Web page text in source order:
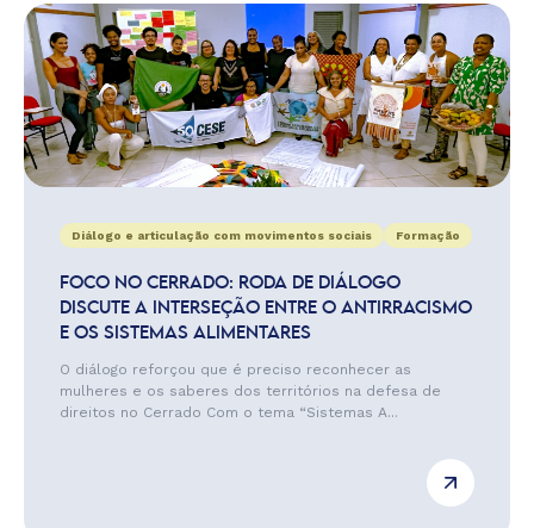
Diálogo e articulação com movimentos sociais Formação
FOCO NO CERRADO: RODA DE DIÁLOGO
DISCUTE A INTERSEÇÃO ENTRE O ANTIRRACISMO
E OS SISTEMAS ALIMENTARES
O diálogo reforçou que é preciso reconhecer as
mulheres e os saberes dos territórios na defesa de
direitos no Cerrado Com o tema “Sistemas A...